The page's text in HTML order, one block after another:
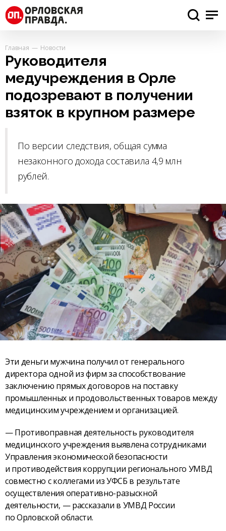
Главная Новости
Руководителя
медучреждения в Орле
подозревают в получении
взяток в крупном размере
По версии следствия, общая сумма
незаконного дохода составила 4,9 млн
рублей.
Эти деньги мужчина получил от генерального
директора одной из фирм за способствование
заключению прямых договоров на поставку
промышленных и продовольственных товаров между
медицинским учреждением и организацией.
— Противоправная деятельность руководителя
медицинского учреждения выявлена сотрудниками
Управления экономической безопасности
и противодействия коррупции регионального УМВД
совместно с коллегами из УФСБ в результате
осуществления оперативно-разыскной
деятельности, — рассказали в УМВД России
по Орловской области.